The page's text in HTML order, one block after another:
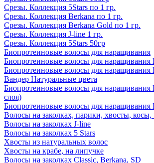
Срезы. Коллекция 5Stars по 1 гр.
Срезы. Коллекция Berkana по 1 гр.
Срезы. Коллекция Berkana Gold по 1 гр.
Срезы. Коллекция J-line 1 гр.
Срезы. Коллекция 5Stars 50гр
Биопротеиновые волосы для наращивания
Биопротеиновые волосы для наращивания
Биопротеиновые волосы для наращивания
Вандер Натуральные цвета
Биопротеиновые волосы для наращивания
слоя)
Биопротеиновые волосы для наращивания
Волосы на заколках, парики, хвосты, косы,
Волосы на заколках J-line
Волосы на заколках 5 Stars
Хвосты из натуральных волос
Хвосты на крабе, на липучке
Волосы на заколках Classic, Berkana, SD